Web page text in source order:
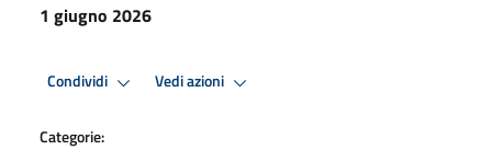
1 giugno 2026
Condividi Vedi azioni
Categorie: